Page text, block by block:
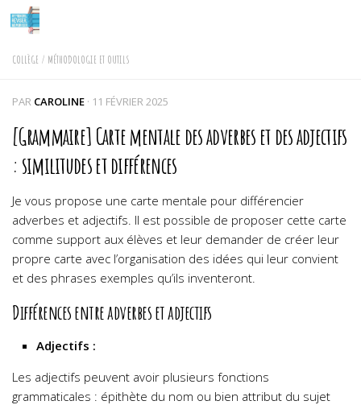
Skip to content
COLLÈGE / MÉTHODOLOGIE ET OUTILS
PAR CAROLINE · 11 FÉVRIER 2025
[Grammaire] Carte mentale des adverbes et des adjectifs
: similitudes et différences
Je vous propose une carte mentale pour différencier
adverbes et adjectifs. Il est possible de proposer cette carte
comme support aux élèves et leur demander de créer leur
propre carte avec l’organisation des idées qui leur convient
et des phrases exemples qu’ils inventeront.
Différences entre adverbes et adjectifs
Adjectifs :
Les adjectifs peuvent avoir plusieurs fonctions
grammaticales : épithète du nom ou bien attribut du sujet